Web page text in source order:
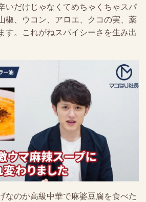
いだけじゃなくてめちゃくちゃスパ
椒、ウコン、アロエ、クコの実、薬
す。これがねスパイシーさを生み出
なのか高級中華で麻婆豆腐を食べた